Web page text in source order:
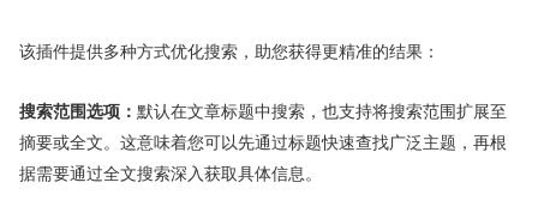
该插件提供多种方式优化搜索，助您获得更精准的结果：
搜索范围选项： 默认在文章标题中搜索，也支持将搜索范围扩展至
摘要或全文。这意味着您可以先通过标题快速查找广泛主题，再根
据需要通过全文搜索深入获取具体信息。